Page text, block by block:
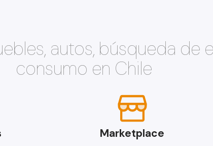
autos, búsqueda de
consumo en Chile
Marketplace